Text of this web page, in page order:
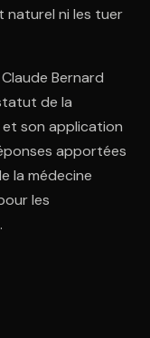
naturel ni les tuer
Bernard
de la
son application
apportées
la médecine
les